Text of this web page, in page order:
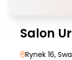
Salon
Rynek 16,